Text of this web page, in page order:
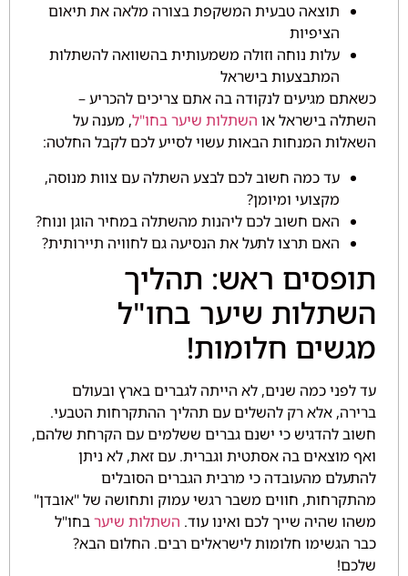
תוצאה טבעית המשקפת בצורה מלאה את תיאום
הציפיות
עלות נוחה וזולה משמעותית בהשוואה להשתלות
המתבצעות בישראל
כשאתם מגיעים לנקודה בה אתם צריכים להכריע –
השתלה בישראל או השתלות שיער בחו"ל, מענה על
השאלות המנחות הבאות עשוי לסייע לכם לקבל החלטה:
עד כמה חשוב לכם לבצע השתלה עם צוות מנוסה,
מקצועי ומיומן?
האם חשוב לכם ליהנות מהשתלה במחיר הוגן ונוח?
האם תרצו לתעל את הנסיעה גם לחוויה תיירותית?
תופסים ראש: תהליך
השתלות שיער בחו"ל
מגשים חלומות!
עד לפני כמה שנים, לא הייתה לגברים בארץ ובעולם
ברירה, אלא רק להשלים עם תהליך ההתקרחות הטבעי.
חשוב להדגיש כי ישנם גברים ששלמים עם הקרחת שלהם,
ואף מוצאים בה אסתטית וגברית. עם זאת, לא ניתן
להתעלם מהעובדה כי מרבית הגברים הסובלים
מהתקרחות, חווים משבר רגשי עמוק ותחושה של "אובדן"
משהו שהיה שייך לכם ואינו עוד. השתלות שיערבחו"ל
כבר הגשימו חלומות לישראלים רבים. החלום הבא?
שלכם!